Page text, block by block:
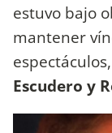
estuvo bajo
mantener
Escudero y